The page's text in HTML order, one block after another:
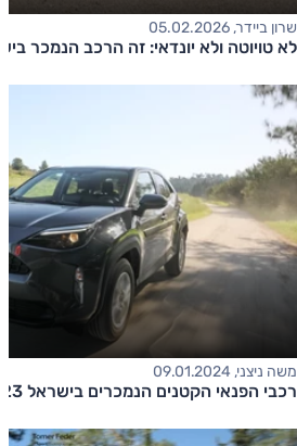
שרון ביידר, 05.02.2026
לא טויוטה ולא יונדאי: זה הרכב הנמכר
משה ניצני, 09.01.2024
רכבי הפנאי הקטנים הנמכרים בישראל 2023